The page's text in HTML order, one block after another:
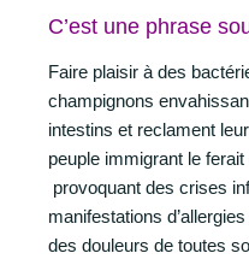
C’est une phrase
Faire plaisir à des
champignons
intestins et reclament
peuple immigrant le
provoquant des crises
manifestations
des douleurs de toutes